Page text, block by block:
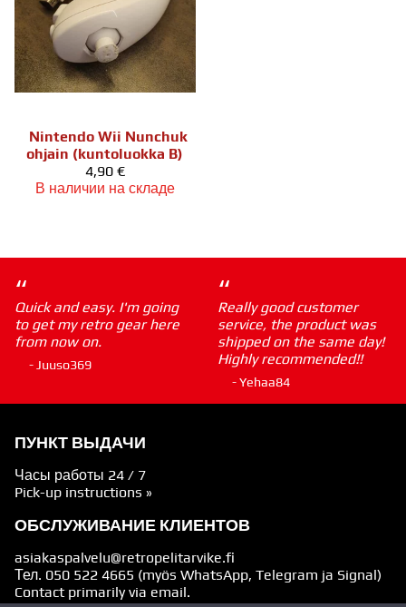
Nintendo Wii Nunchuk
ohjain (kuntoluokka B)
4,90 €
В наличии на складе
“
Quick and easy. I'm going
to get my retro gear here
from now on.
- Juuso369
“
Really good customer
service, the product was
shipped on the same day!
Highly recommended!!
- Yehaa84
ПУНКТ ВЫДАЧИ
Часы работы 24 / 7
Pick-up instructions »
ОБСЛУЖИВАНИЕ КЛИЕНТОВ
asiakaspalvelu@retropelitarvike.fi
Тел. 050 522 4665 (myös WhatsApp, Telegram ja Signal)
Contact primarily via email.